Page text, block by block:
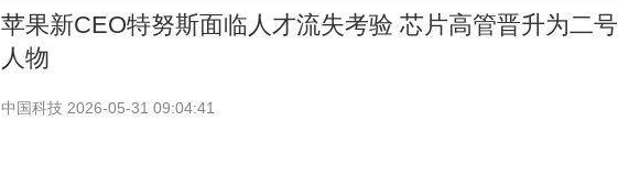
苹果新CEO特努斯面临人才流失考验 芯片高管晋升为二号
人物
中国科技 2026-05-31 09:04:41